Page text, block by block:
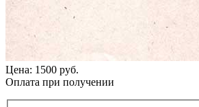
Цена: 1500 руб.
Оплата при получении